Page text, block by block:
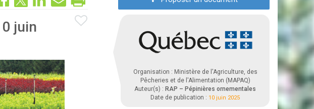
juin
Organisation : Ministère de l'Agriculture, des
Pêcheries et de l'Alimentation (MAPAQ)
Auteur(s) : RAP – Pépinières ornementales
Date de publication : 10 juin 2025